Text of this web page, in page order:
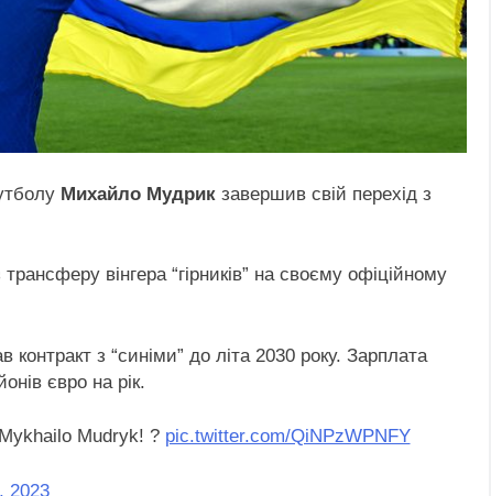
Михайло Мудрик завершив свій перехід з
вінгера “гірників” на своєму офіційному
з “синіми” до літа 2030 року. Зарплата
євро на рік.
Mudryk! ? pic.twitter.com/QiNPzWPNFY
2023